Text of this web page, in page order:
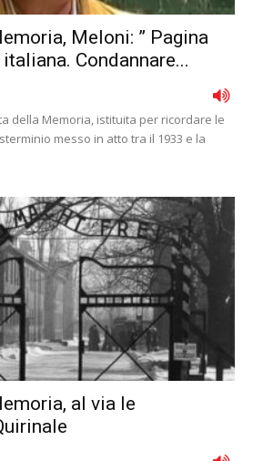
Meloni: ” Pagina
Condannare...
della Memoria, istituita per ricordare le
messo in atto tra il 1933 e la
al via le